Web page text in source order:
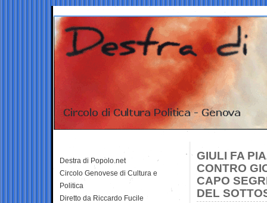
GIULI FA
CONTRO
CAPO
DEL
Destra di Popolo.net
Circolo Genovese di Cultura e
Politica
Diretto da Riccardo Fucile